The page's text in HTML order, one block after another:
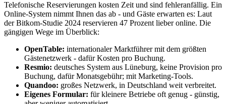
Telefonische Reservierungen kosten Zeit und sind fehleranfällig. Ein
Online-System nimmt Ihnen das ab - und Gäste erwarten es: Laut
der Bitkom-Studie 2024 reservieren 47 Prozent lieber online. Die
gängigen Wege im Überblick:
OpenTable: internationaler Marktführer mit dem größten
Gästenetzwerk - dafür Kosten pro Buchung.
Resmio: deutsches System aus Lüneburg, keine Provision pro
Buchung, dafür Monatsgebühr; mit Marketing-Tools.
Quandoo: großes Netzwerk, in Deutschland weit verbreitet.
Eigenes Formular: für kleinere Betriebe oft genug - günstig,